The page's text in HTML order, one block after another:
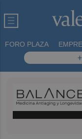
FORO PLAZA